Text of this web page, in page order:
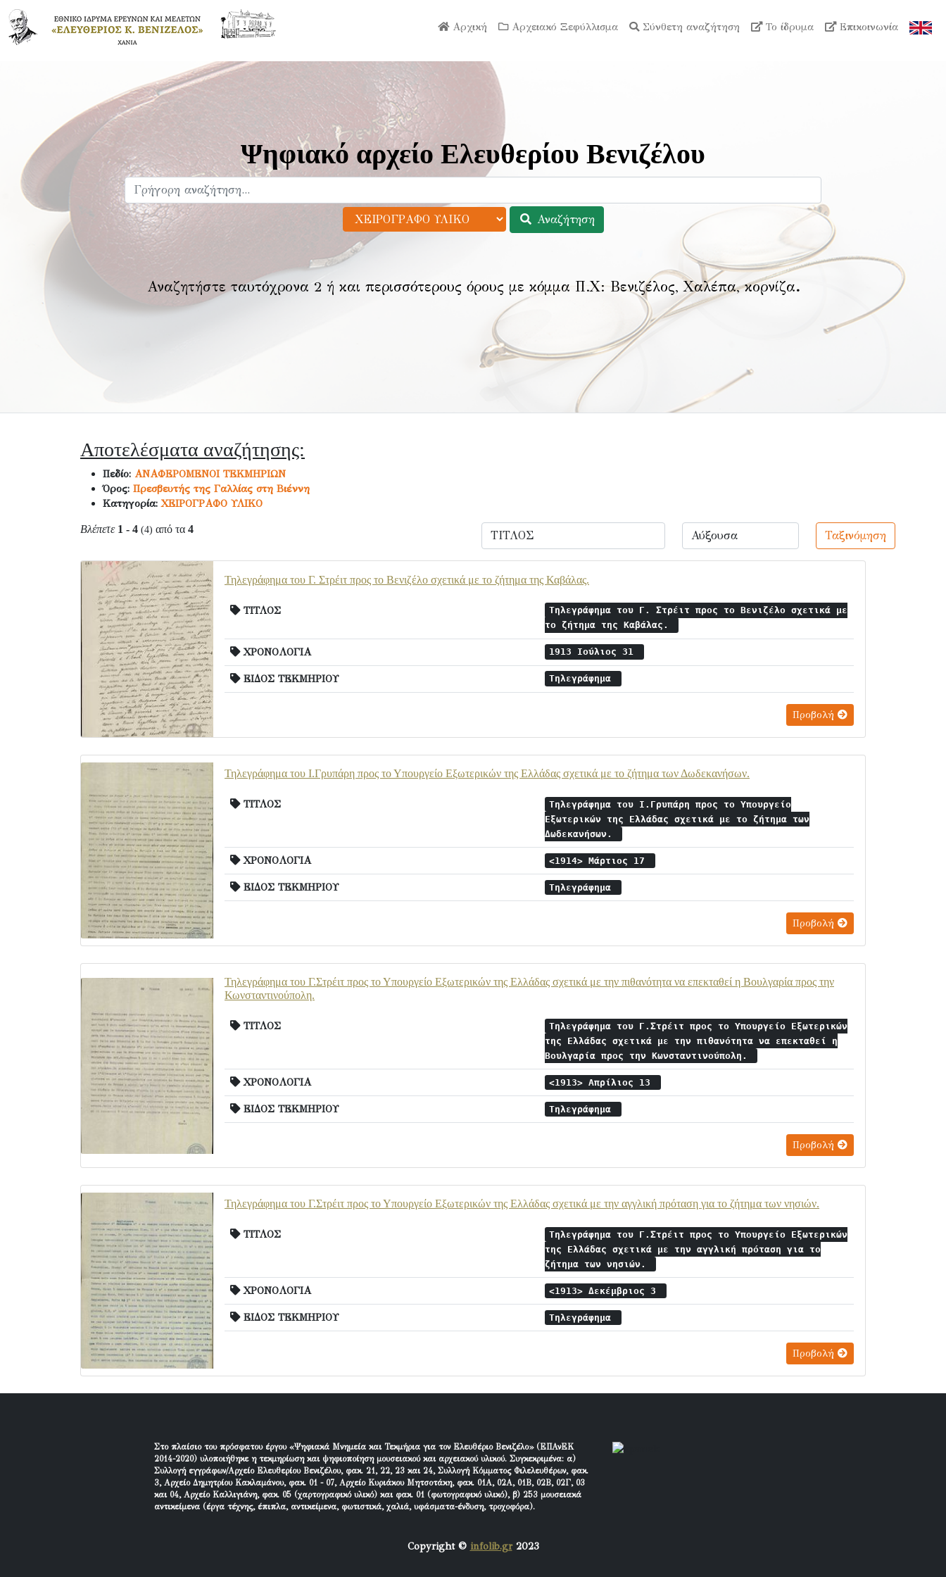
Αρχική Αρχειακό Ξεφύλλισμα Σύνθετη αναζήτηση Το ίδρυμα Επικοινωνία
Ψηφιακό αρχείο Ελευθερίου Βενιζέλου
Αναζήτηση
Αναζητήστε ταυτόχρονα 2 ή και περισσότερους όρους με κόμμα Π.Χ: Βενιζέλος, Χαλέπα, κορνίζα.
Αποτελέσματα αναζήτησης:
Πεδίο: ΑΝΑΦΕΡΟΜΕΝΟΙ ΤΕΚΜΗΡΙΩΝ
Όρος: Πρεσβευτής της Γαλλίας στη Βιέννη
Κατηγορία:ΧΕΙΡΟΓΡΑΦΟ ΥΛΙΚΟ
Βλέπετε 1 - 4 (4) από τα 4 Ταξινόμηση
Τηλεγράφημα του Γ. Στρέιτ προς το Βενιζέλο σχετικά με το ζήτημα της Καβάλας.
ΤΙΤΛΟΣ
Τηλεγράφημα του Γ. Στρέιτ προς το Βενιζέλο σχετικά με
το ζήτημα της Καβάλας.
ΧΡΟΝΟΛΟΓΙΑ 1913 Ιούλιος 31
ΕΙΔΟΣ ΤΕΚΜΗΡΙΟΥ Τηλεγράφημα
Προβολή
Τηλεγράφημα του Ι.Γρυπάρη προς το Υπουργείο Εξωτερικών της Ελλάδας σχετικά με το ζήτημα των Δωδεκανήσων.
ΤΙΤΛΟΣ
Τηλεγράφημα του Ι.Γρυπάρη προς το Υπουργείο
Εξωτερικών της Ελλάδας σχετικά με το ζήτημα των
Δωδεκανήσων.
ΧΡΟΝΟΛΟΓΙΑ <1914> Μάρτιος 17
ΕΙΔΟΣ ΤΕΚΜΗΡΙΟΥ Τηλεγράφημα
Προβολή
Τηλεγράφημα του Γ.Στρέιτ προς το Υπουργείο Εξωτερικών της Ελλάδας σχετικά με την πιθανότητα να επεκταθεί η Βουλγαρία προς την
Κωνσταντινούπολη.
ΤΙΤΛΟΣ
Τηλεγράφημα του Γ.Στρέιτ προς το Υπουργείο Εξωτερικών
της Ελλάδας σχετικά με την πιθανότητα να επεκταθεί η
Βουλγαρία προς την Κωνσταντινούπολη.
ΧΡΟΝΟΛΟΓΙΑ <1913> Απρίλιος 13
ΕΙΔΟΣ ΤΕΚΜΗΡΙΟΥ Τηλεγράφημα
Προβολή
Τηλεγράφημα του Γ.Στρέιτ προς το Υπουργείο Εξωτερικών της Ελλάδας σχετικά με την αγγλική πρόταση για το ζήτημα των νησιών.
ΤΙΤΛΟΣ
Τηλεγράφημα του Γ.Στρέιτ προς το Υπουργείο Εξωτερικών
της Ελλάδας σχετικά με την αγγλική πρόταση για το
ζήτημα των νησιών.
ΧΡΟΝΟΛΟΓΙΑ <1913> Δεκέμβριος 3
ΕΙΔΟΣ ΤΕΚΜΗΡΙΟΥ Τηλεγράφημα
Προβολή
Στο πλαίσιο του πρόσφατου έργου «Ψηφιακά Μνημεία και Τεκμήρια για τον Ελευθέριο Βενιζέλο» (ΕΠΑνΕΚ
2014-2020) υλοποιήθηκε η τεκμηρίωση και ψηφιοποίηση μουσειακού και αρχειακού υλικού. Συγκεκριμένα: α)
Συλλογή εγγράφων/Αρχείο Ελευθερίου Βενιζέλου, φακ. 21, 22, 23 και 24, Συλλογή Κόμματος Φιλελευθέρων, φακ.
3, Αρχείο Δημητρίου Κακλαμάνου, φακ. 01 - 07, Αρχείο Κυριάκου Μητσοτάκη, φακ. 01Α, 02Α, 01Β, 02Β, 02Γ, 03
και 04, Αρχείο Καλλιγιάνη, φακ. 05 (χαρτογραφικό υλικό) και φακ. 01 (φωτογραφικό υλικό), β) 253 μουσειακά
αντικείμενα (έργα τέχνης, έπιπλα, αντικείμενα, φωτιστικά, χαλιά, υφάσματα-ένδυση, τροχοφόρα).
Copyright © infolib.gr2023